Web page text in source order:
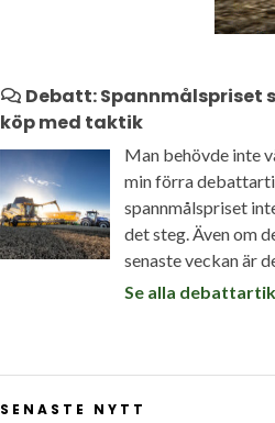
Debatt: Spannmålspriset
köp med taktik
Man behövde inte
min förra
spannmålspriset
det steg. Även om
senaste veckan är
Se alla
SENASTE NYTT